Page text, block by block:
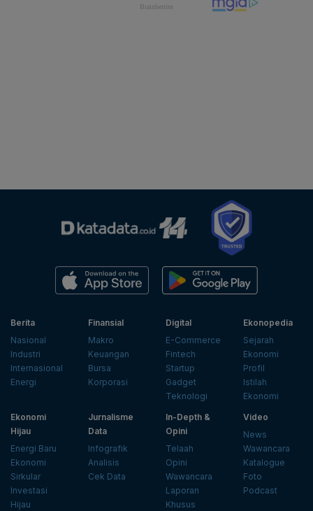
Berita
Nasional
Industri
Internasional
Energi
Finansial
Makro
Keuangan
Bursa
Korporasi
Digital
E-Commerce
Fintech
Startup
Gadget
Teknologi
Ekonopedia
Sejarah
Ekonomi
Profil
Istilah
Ekonomi
Ekonomi
Hijau
Energi Baru
Ekonomi
Sirkular
Investasi
Hijau
Jurnalisme
Data
Infografik
Analisis
Cek Data
In-Depth &
Opini
Telaah
Opini
Wawancara
Laporan
Khusus
Video
News
Wawancara
Katalogue
Foto
Podcast